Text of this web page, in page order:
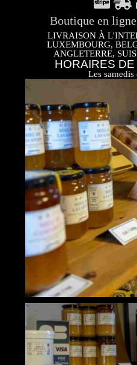
Boutique en
LIVRAISON À
LUXEMBOURG,
ANGLETERRE,
HORAIRES
Les samedis